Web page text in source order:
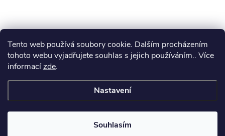
Tento web používá soubory cookie. Dalším procházením
tohoto webu vyjadřujete souhlas s jejich používáním.. Více
informacízde.
Nastavení
Souhlasím